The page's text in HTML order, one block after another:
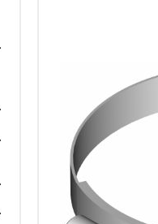
ЗАПАСНЫЕ ЧАСТИ
РАСПРОДАЖА